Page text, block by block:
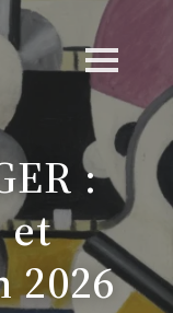
:
et
2026